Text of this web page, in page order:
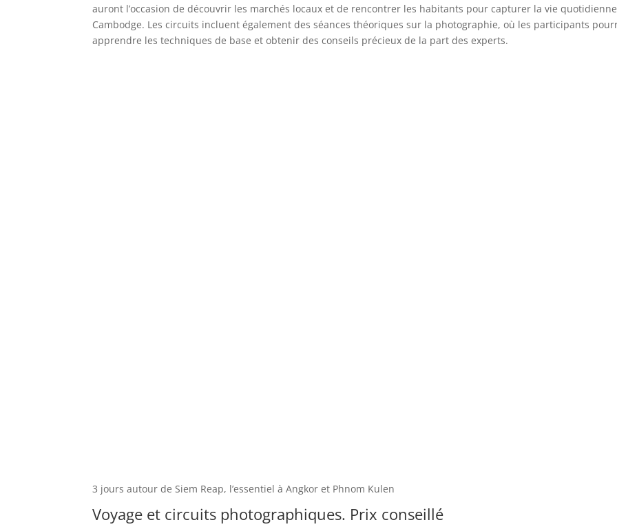
auront l’occasion de découvrir les marchés locaux et de rencontrer les habitants pour capturer la vie
Cambodge. Les circuits incluent également des séances théoriques sur la photographie, où les participants
apprendre les techniques de base et obtenir des conseils précieux de la part des experts.
3 jours autour de Siem Reap, l’essentiel à Angkor et Phnom Kulen
Voyage et circuits photographiques. Prix conseillé